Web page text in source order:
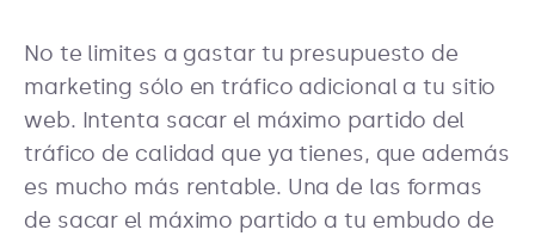
No te limites a gastar tu presupuesto de
marketing sólo en tráfico adicional a tu sitio
web. Intenta sacar el máximo partido del
tráfico de calidad que ya tienes, que además
es mucho más rentable. Una de las formas
de sacar el máximo partido a tu embudo de